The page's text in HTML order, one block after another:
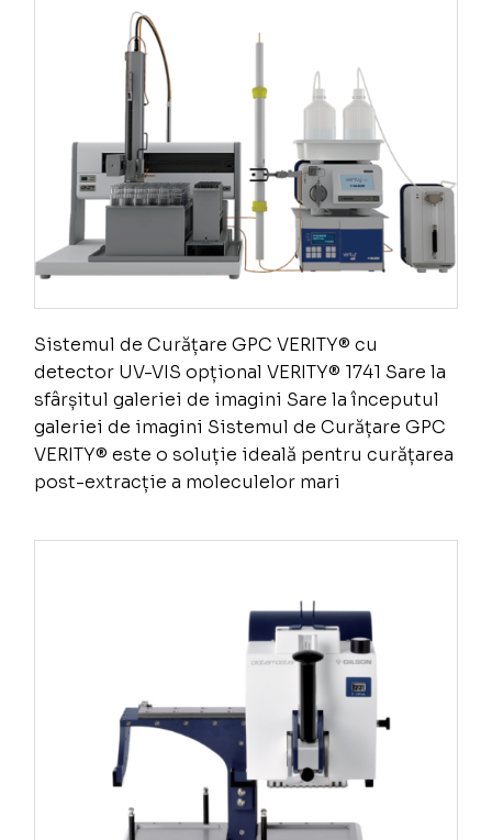
Sistemul de Curățare GPC VERITY® cu
detector UV-VIS opțional VERITY® 1741 Sare la
sfârșitul galeriei de imagini Sare la începutul
galeriei de imagini Sistemul de Curățare GPC
VERITY® este o soluție ideală pentru curățarea
post-extracție a moleculelor mari